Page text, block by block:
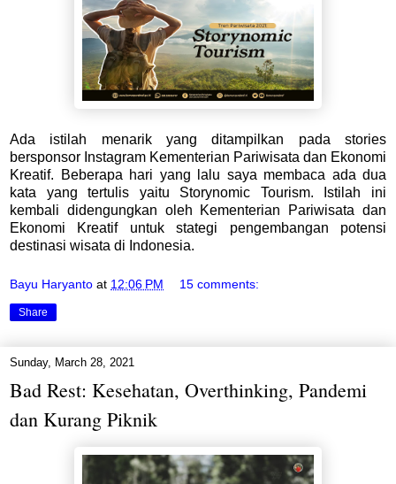
Ada istilah menarik yang ditampilkan pada stories
bersponsor Instagram Kementerian Pariwisata dan Ekonomi
Kreatif. Beberapa hari yang lalu saya membaca ada dua
kata yang tertulis yaitu Storynomic Tourism. Istilah ini
kembali didengungkan oleh Kementerian Pariwisata dan
Ekonomi Kreatif untuk stategi pengembangan potensi
destinasi wisata di Indonesia.
Bayu Haryanto at 12:06 PM 15 comments:
Share
Sunday, March 28, 2021
Bad Rest: Kesehatan, Overthinking, Pandemi
dan Kurang Piknik